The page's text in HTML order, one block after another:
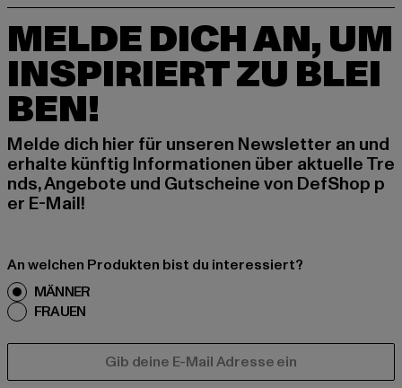
MELDE DICH AN, UM
INSPIRIERT ZU BLEI
BEN!
Melde dich hier für unseren Newsletter an und
erhalte künftig Informationen über aktuelle Tre
nds, Angebote und Gutscheine von DefShop p
er E-Mail!
An welchen Produkten bist du interessiert?
MÄNNER
FRAUEN